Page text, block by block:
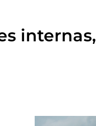
internas,